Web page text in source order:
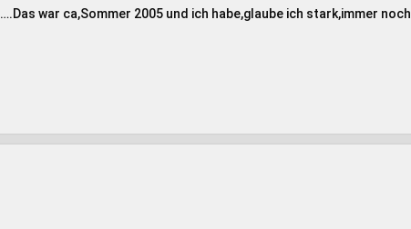
war ca,Sommer 2005 und ich habe,glaube ich stark,immer noch